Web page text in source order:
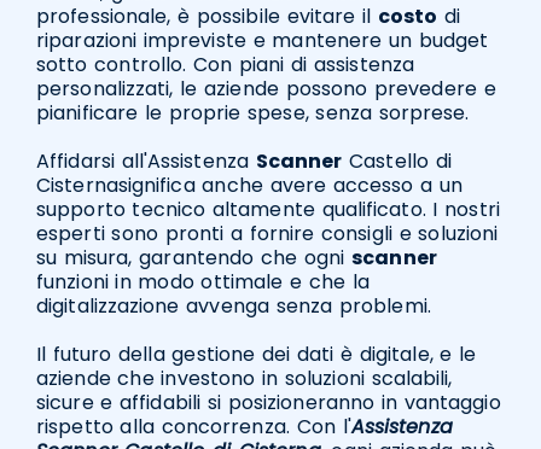
professionale, è possibile evitare il costo di
riparazioni impreviste e mantenere un budget
sotto controllo. Con piani di assistenza
personalizzati, le aziende possono prevedere e
pianificare le proprie spese, senza sorprese.
Affidarsi all'Assistenza Scanner Castello di
Cisternasignifica anche avere accesso a un
supporto tecnico altamente qualificato. I nostri
esperti sono pronti a fornire consigli e soluzioni
su misura, garantendo che ogniscanner
funzioni in modo ottimale e che la
digitalizzazione avvenga senza problemi.
Il futuro della gestione dei dati è digitale, e le
aziende che investono in soluzioni scalabili,
sicure e affidabili si posizioneranno in vantaggio
rispetto alla concorrenza. Con l'Assistenza